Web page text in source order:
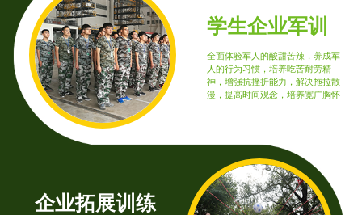
学生企业军训
全面体验军人的酸甜苦辣，养成军
人的行为习惯，培养吃苦耐劳精
神，增强抗挫折能力，解决拖拉散
漫，提高时间观念，培养宽广胸怀
企业拓展训练